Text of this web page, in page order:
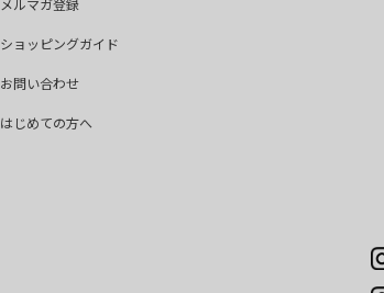
メルマガ登録
ショッピングガイド
お問い合わせ
はじめての方へ